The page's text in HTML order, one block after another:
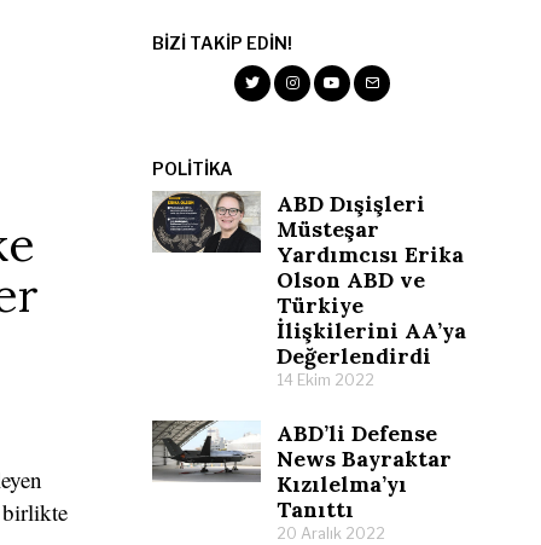
birlikte
BIZI TAKIP EDIN!
POLITIKA
ABD Dışişleri
Müsteşar
Yardımcısı Erika
Olson ABD ve
Türkiye
İlişkilerini AA’ya
Değerlendirdi
14 Ekim 2022
ABD’li Defense
News Bayraktar
Kızılelma’yı
Tanıttı
20 Aralık 2022